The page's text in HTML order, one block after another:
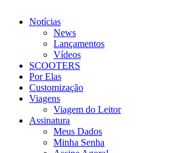
Notícias
News
Lançamentos
Vídeos
SCOOTERS
Por Elas
Customização
Viagens
Viagem do Leitor
Assinatura
Meus Dados
Minha Senha